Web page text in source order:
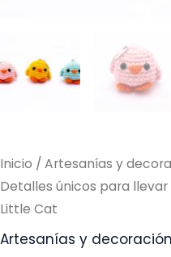
Inicio / Artesanías y
Detalles únicos para llevar
Little Cat
Artesanías y decoración
Little
Cat